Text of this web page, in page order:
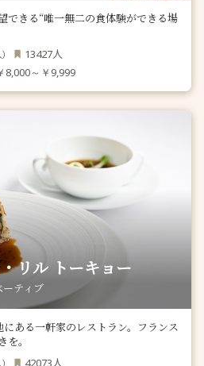
できる“唯一無二の食体験ができる場
13427人
8,000～￥9,999
リル トーキョー
ーティブ
にある一軒家のレストラン。フランス
。
42073人